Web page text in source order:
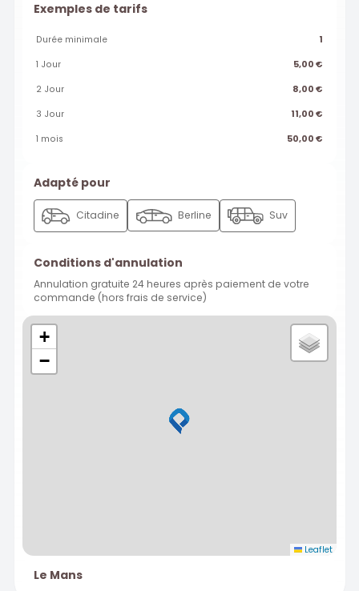
Exemples de tarifs
Durée minimale 1
1 Jour 5,00 €
2 Jour 8,00 €
3 Jour 11,00 €
1 mois 50,00 €
Adapté pour
Citadine Berline Suv
Conditions d'annulation
Annulation gratuite 24 heures après paiement de votre
commande (hors frais de service)
+
−
Leaflet
Le Mans